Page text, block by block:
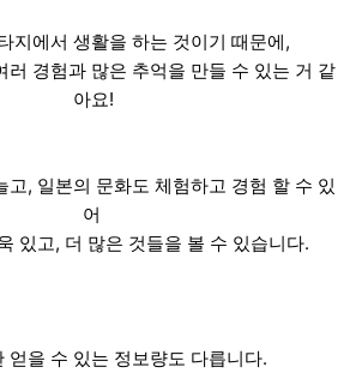
지에서 생활을 하는 것이기 때문에,
러 경험과 많은 추억을 만들 수 있는 거 같
아요!
고, 일본의 문화도 체험하고 경험 할 수 있
어
있고, 더 많은 것들을 볼 수 있습니다.
얻을 수 있는 정보량도 다릅니다.